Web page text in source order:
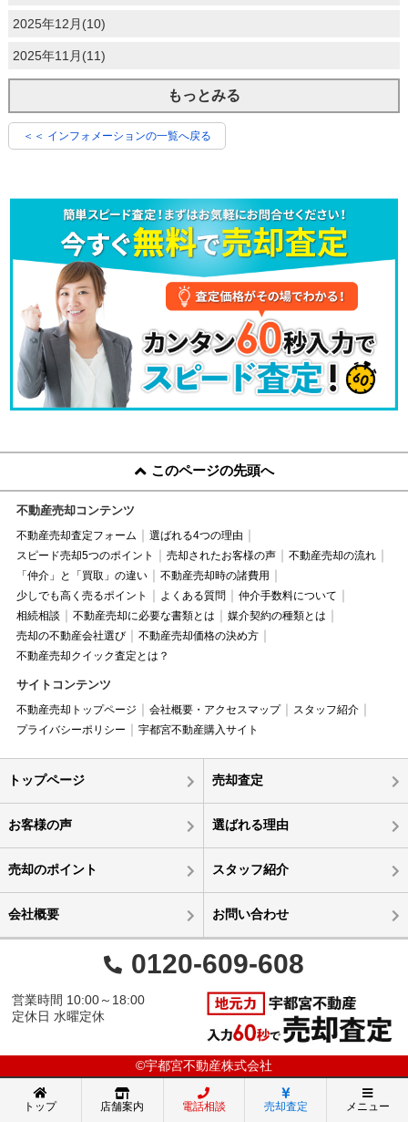
2025年12月(10)
2025年11月(11)
もっとみる
＜＜ インフォメーションの一覧へ戻る
このページの先頭へ
不動産売却コンテンツ
不動産売却査定フォーム
選ばれる4つの理由
スピード売却5つのポイント
売却されたお客様の声
不動産売却の流れ
「仲介」と「買取」の違い
不動産売却時の諸費用
少しでも高く売るポイント
よくある質問
仲介手数料について
相続相談
不動産売却に必要な書類とは
媒介契約の種類とは
売却の不動産会社選び
不動産売却価格の決め方
不動産売却クイック査定とは？
サイトコンテンツ
不動産売却トップページ 会社概要・アクセスマップ
スタッフ紹介
プライバシーポリシー
宇都宮不動産購入サイト
トップページ 売却査定
お客様の声 選ばれる理由
売却のポイント スタッフ紹介
会社概要 お問い合わせ
0120-609-608
営業時間 10:00～18:00
定休日 水曜定休
©宇都宮不動産株式会社
トップ 店舗案内 電話相談 売却査定 メニュー